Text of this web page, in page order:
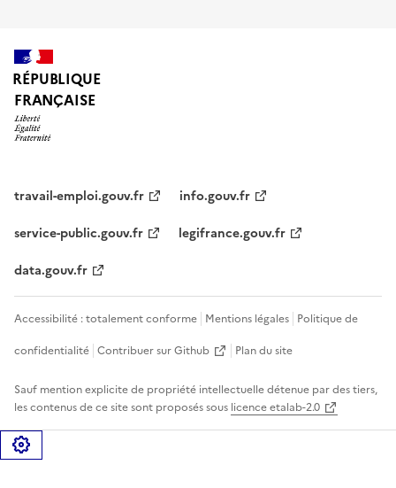
RÉPUBLIQUE
FRANÇAISE
travail-emploi.gouv.fr
info.gouv.fr
service-public.gouv.fr
legifrance.gouv.fr
data.gouv.fr
Accessibilité : totalement conforme Mentions légales Politique de
confidentialité Contribuer sur Github Plan du site
Sauf mention explicite de propriété intellectuelle détenue par des tiers,
les contenus de ce site sont proposés sous licence etalab-2.0
Gérer les cookies